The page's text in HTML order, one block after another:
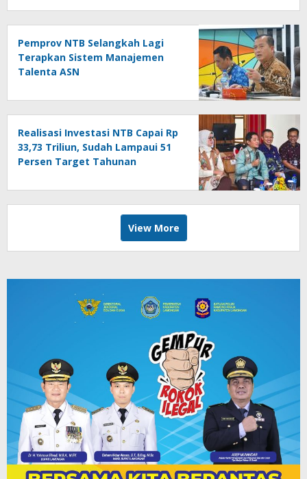
Pemprov NTB Selangkah Lagi
Terapkan Sistem Manajemen
Talenta ASN
Realisasi Investasi NTB Capai Rp
33,73 Triliun, Sudah Lampaui 51
Persen Target Tahunan
View More